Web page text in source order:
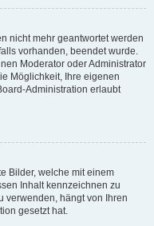
nicht mehr geantwortet werden
vorhanden, beendet wurde.
Moderator oder Administrator
Möglichkeit, Ihre eigenen
Administration erlaubt
Bilder, welche mit einem
Inhalt kennzeichnen zu
verwenden, hängt von Ihren
gesetzt hat.